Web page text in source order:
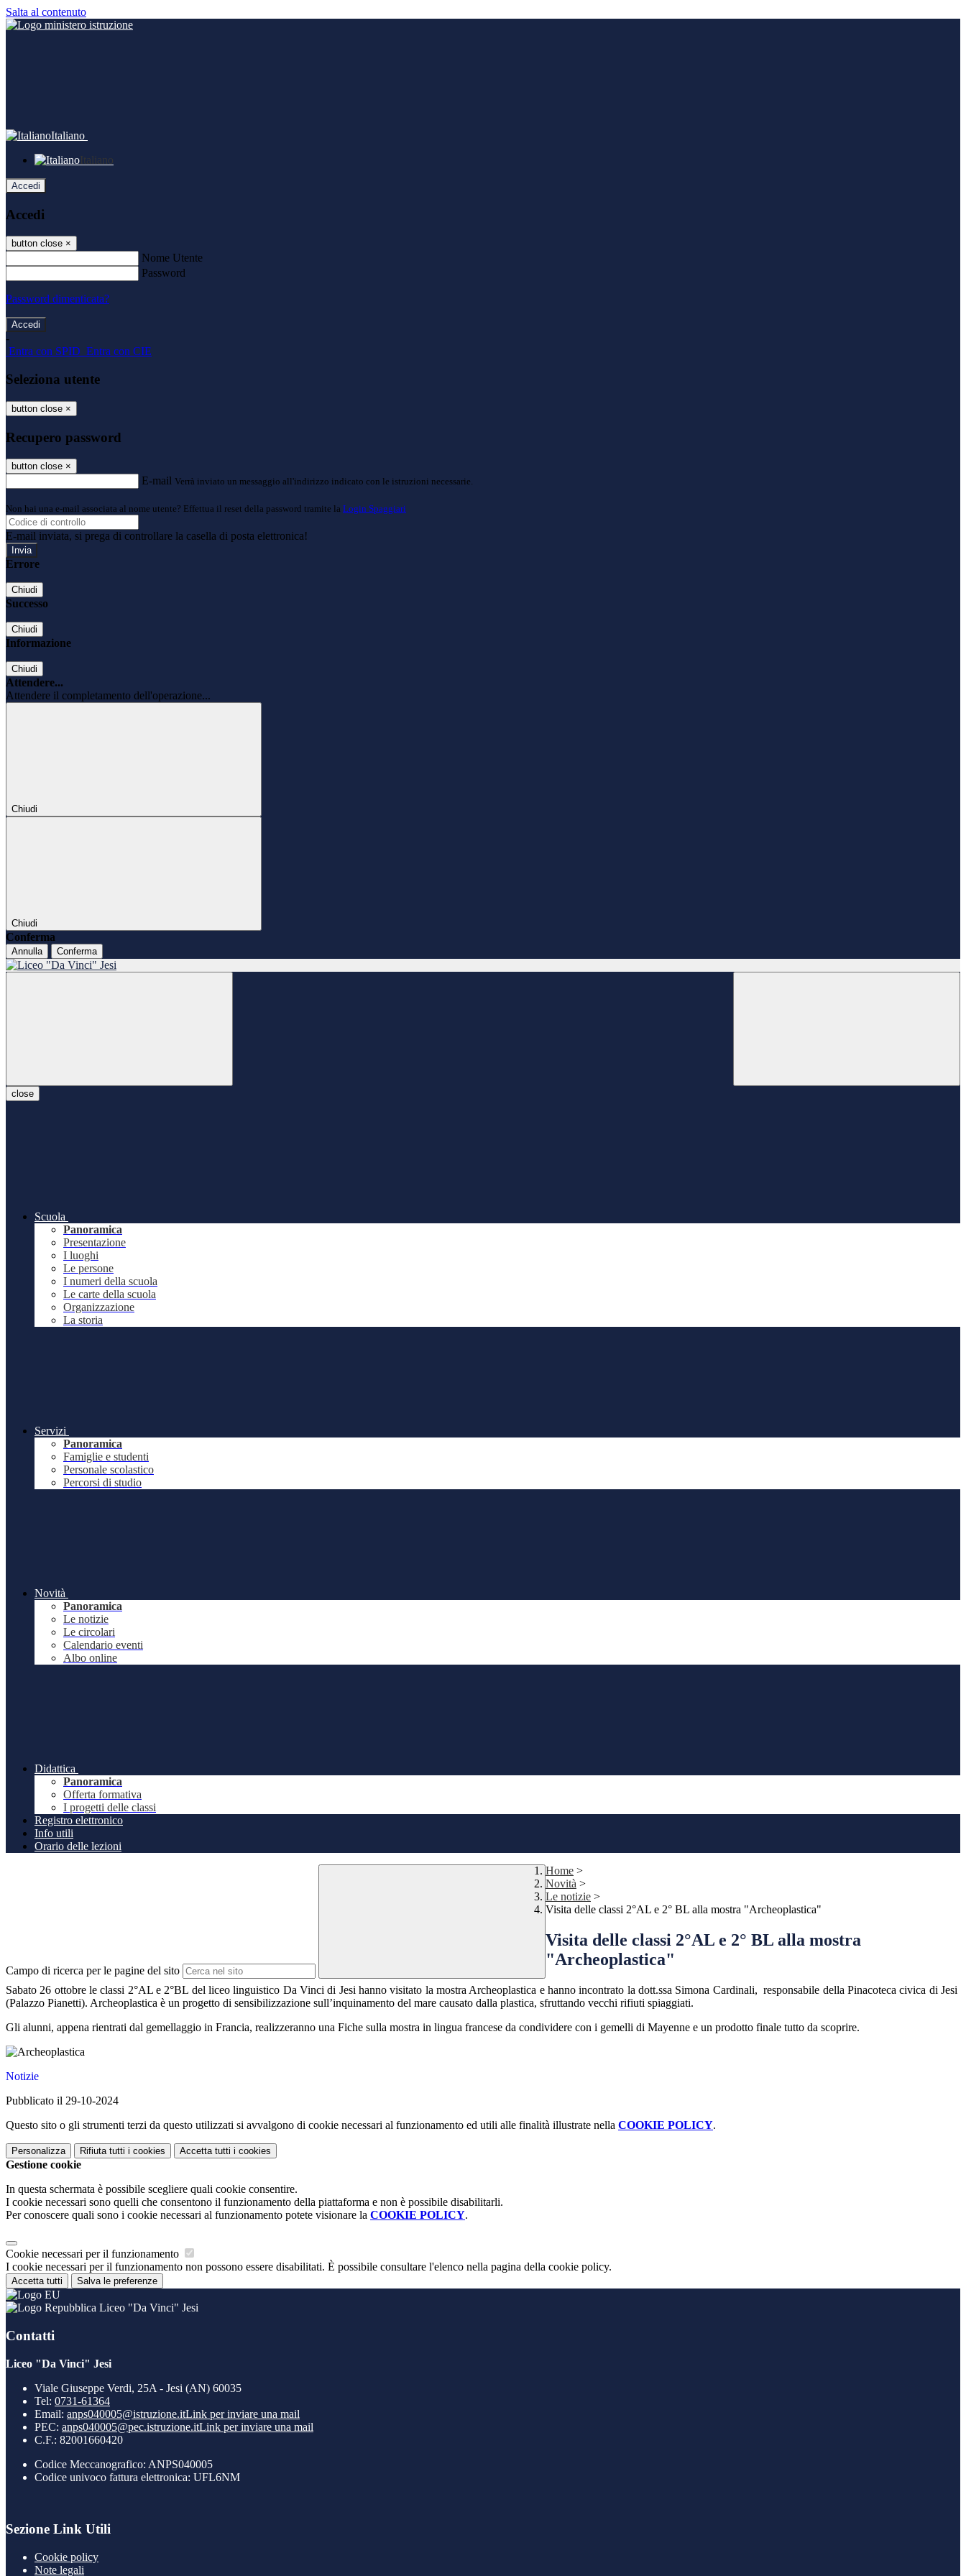
Salta al contenuto
Italiano
Italiano
Accedi
Accedi
button close ×
Nome Utente
Password
Password dimenticata?
-
Entra con SPID Entra con CIE
Seleziona utente
button close ×
Recupero password
button close ×
E-mail Verrà inviato un messaggio all'indirizzo indicato con le istruzioni necessarie.
Non hai una e-mail associata al nome utente? Effettua il reset della password tramite la Login Spaggiari
E-mail inviata, si prega di controllare la casella di posta elettronica!
Errore
Chiudi
Successo
Chiudi
Informazione
Chiudi
Attendere...
Attendere il completamento dell'operazione...
Chiudi
Chiudi
Conferma
Annulla Conferma
close
Scuola
Panoramica
Presentazione
I luoghi
Le persone
I numeri della scuola
Le carte della scuola
Organizzazione
La storia
Servizi
Panoramica
Famiglie e studenti
Personale scolastico
Percorsi di studio
Novità
Panoramica
Le notizie
Le circolari
Calendario eventi
Albo online
Didattica
Panoramica
Offerta formativa
I progetti delle classi
Registro elettronico
Info utili
Orario delle lezioni
Campo di ricerca per le pagine del sito
Home >
Novità >
Le notizie >
Visita delle classi 2°AL e 2° BL alla mostra "Archeoplastica"
Visita delle classi 2°AL e 2° BL alla mostra
"Archeoplastica"
Sabato 26 ottobre le classi 2°AL e 2°BL del liceo linguistico Da Vinci di Jesi hanno visitato la mostra Archeoplastica e hanno incontrato la dott.ssa Simona Cardinali, responsabile della Pinacoteca civica di Jesi
(Palazzo Pianetti). Archeoplastica è un progetto di sensibilizzazione sull’inquinamento del mare causato dalla plastica, sfruttando vecchi rifiuti spiaggiati.
Gli alunni, appena rientrati dal gemellaggio in Francia, realizzeranno una Fiche sulla mostra in lingua francese da condividere con i gemelli di Mayenne e un prodotto finale tutto da scoprire.
Notizie
Pubblicato il 29-10-2024
Questo sito o gli strumenti terzi da questo utilizzati si avvalgono di cookie necessari al funzionamento ed utili alle finalità illustrate nella COOKIE POLICY.
Personalizza Rifiuta tutti i cookies Accetta tutti i cookies
Gestione cookie
In questa schermata è possibile scegliere quali cookie consentire.
I cookie necessari sono quelli che consentono il funzionamento della piattaforma e non è possibile disabilitarli.
Per conoscere quali sono i cookie necessari al funzionamento potete visionare la COOKIE POLICY.
Cookie necessari per il funzionamento
I cookie necessari per il funzionamento non possono essere disabilitati. È possibile consultare l'elenco nella pagina della cookie policy.
Accetta tutti Salva le preferenze
Liceo "Da Vinci" Jesi
Contatti
Liceo "Da Vinci" Jesi
Viale Giuseppe Verdi, 25A - Jesi (AN) 60035
Tel: 0731-61364
Email: anps040005@istruzione.itLink per inviare una mail
PEC: anps040005@pec.istruzione.itLink per inviare una mail
C.F.: 82001660420
Codice Meccanografico: ANPS040005
Codice univoco fattura elettronica: UFL6NM
Sezione Link Utili
Cookie policy
Note legali